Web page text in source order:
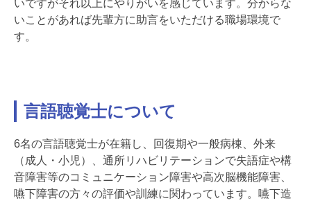
いですがそれ以上にやりがいを感じています。分からな
いことがあれば先輩方に助言をいただける職場環境で
す。
言語聴覚士について
6名の言語聴覚士が在籍し、回復期や一般病棟、外来
（成人・小児）、通所リハビリテーションで失語症や構
音障害等のコミュニケーション障害や高次脳機能障害、
嚥下障害の方々の評価や訓練に関わっています。嚥下造